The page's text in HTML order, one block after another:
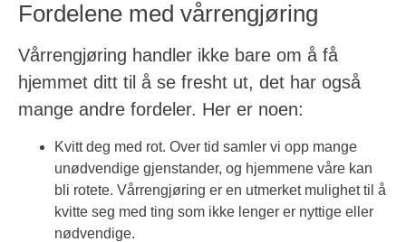
Fordelene med vårrengjøring
Vårrengjøring handler ikke bare om å få
hjemmet ditt til å se fresht ut, det har også
mange andre fordeler. Her er noen:
Kvitt deg med rot. Over tid samler vi opp mange
unødvendige gjenstander, og hjemmene våre kan
bli rotete. Vårrengjøring er en utmerket mulighet til å
kvitte seg med ting som ikke lenger er nyttige eller
nødvendige.